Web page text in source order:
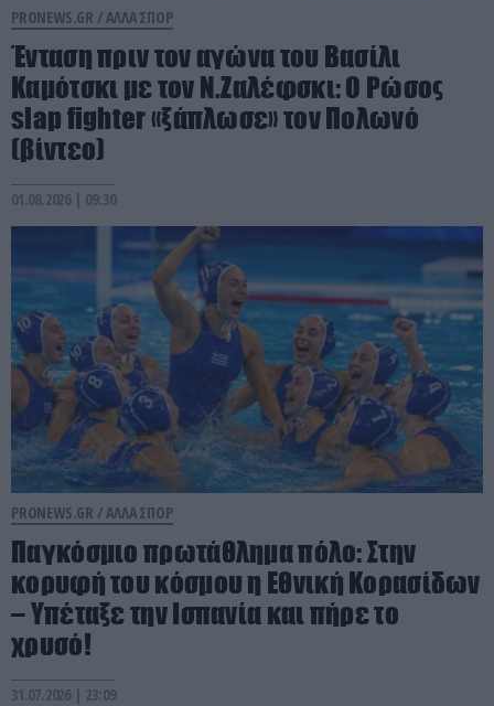
PRONEWS.GR /ΑΛΛΑ ΣΠΟΡ
Ένταση πριν τον αγώνα του Βασίλι
Καμότσκι με τον Ν.Ζαλέφσκι: Ο Ρώσος
slap fighter «ξάπλωσε» τον Πολωνό
(βίντεο)
01.08.2026 | 09:30
PRONEWS.GR / ΑΛΛΑ ΣΠΟΡ
Παγκόσμιο πρωτάθλημα πόλο: Στην
κορυφή του κόσμου η Εθνική Κορασίδων
– Υπέταξε την Ισπανία και πήρε το
χρυσό!
31.07.2026 | 23:09